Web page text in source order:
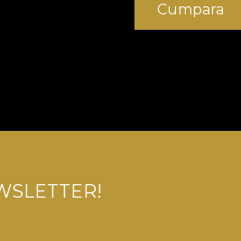
Cumpara